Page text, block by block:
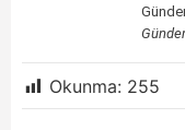
Okunma: 255